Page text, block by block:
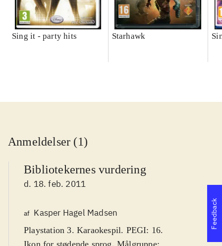
Sing it - party hits Starhawk
Anmeldelser (1)
Bibliotekernes vurdering
d. 18. feb. 2011
af Kasper Hagel Madsen
Playstation 3. Karaokespil. PEGI: 16.
Ikon for stødende sprog. Målgruppe:
Feedback